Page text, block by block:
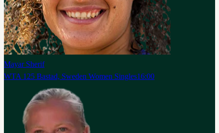
Mayar Sherif
WTA 125 Bastad, Sweden Women Singles16:00